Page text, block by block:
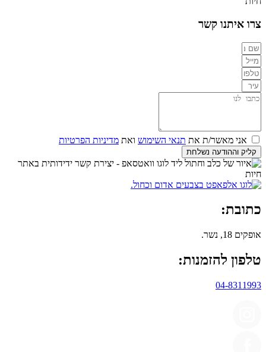
צרו איתנו קשר
אני מאשר/ת את תנאי השימוש ואת מדיניות הפרטיות
קליק וההודעה נשלחת
כתובת:
אופקים 18, נשר.
טלפון להזמנות:
04-8311993